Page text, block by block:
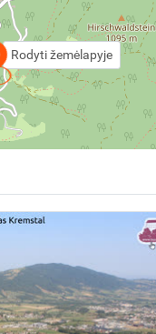
Rodyti žemėlapyje